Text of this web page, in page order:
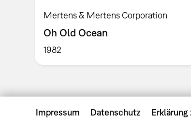
Mertens & Mertens Corporation
Oh Old Ocean
1982
Impressum Datenschutz